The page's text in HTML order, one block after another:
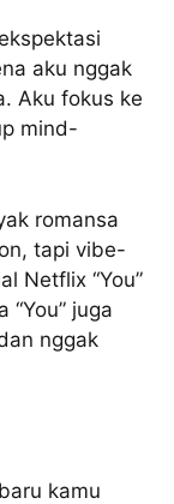
aku nggak
Aku fokus ke
mind-
romansa
tapi vibe-
Netflix “You”
juga
nggak
kamu